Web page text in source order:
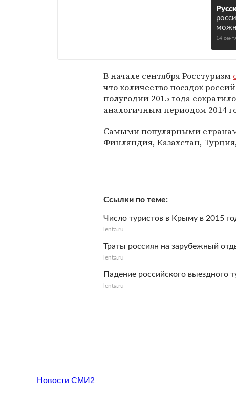
14
В начале сентября Росстуризм
что количество поездок
полугодии 2015 года
аналогичным периодом 2014
Самыми популярными
Финляндия, Казахстан,
Ссылки по теме
Число туристов в Крыму в 2015
lenta.ru
Траты россиян на зарубежный
lenta.ru
Падение российского выездного
lenta.ru
Новости СМИ2